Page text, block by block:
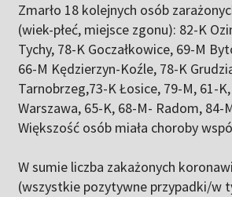
Zmarło 18 kolejnych osób
(wiek-płeć, miejsce zgonu): 82-K
Tychy, 78-K Goczałkowice, 69-M
66-M Kędzierzyn-Koźle, 78-K
Tarnobrzeg,73-K Łosice, 79-M, 61-
Warszawa, 65-K, 68-M- Radom, 84-
Większość osób miała choroby
W sumie liczba zakażonych
(wszystkie pozytywne przypadki/w